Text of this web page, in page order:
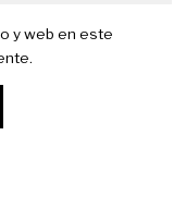
y web en este